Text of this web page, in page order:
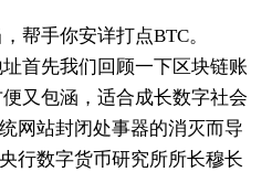
帮手你安详打点BTC。
首先我们回顾一下区块链账
又包涵，适合成长数字社会
网站封闭处事器的消灭而导
行数字货币研究所所长穆长